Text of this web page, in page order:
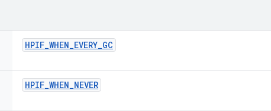
HPIF_WHEN_EVERY_GC
HPIF_WHEN_NEVER